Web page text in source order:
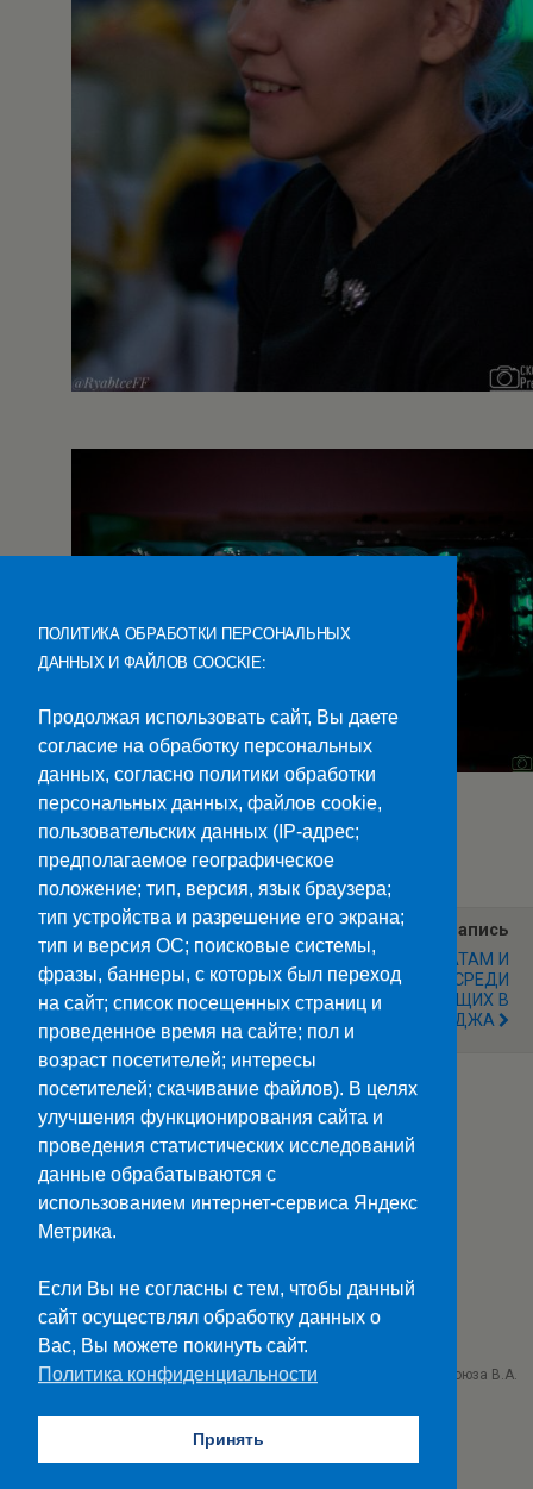
Категории:Новости
Предыдущая Запись
ПЕРВОКУРСНИКИ
ВЫБРАЛИ СВОЕ
НАПРАВЛЕНИЕ
МОЛОДЕЖНОЙ ПОЛИТИКИ
Следующая Запись
ТУРНИР ПО ШАХМАТАМ И
ШАШКАМ СРЕДИ
ПРОЖИВАЮЩИХ В
ОБЩЕЖИТИИ КОЛЛЕДЖА
Наверх
Мобильн.
Министерство науки и высшего образования>>
Госуслуги>>
ГБПОУ "Ставропольский колледж связи им. Героя Советского Союза В.А.
ПОЛИТИКА ОБРАБОТКИ ПЕРСОНАЛЬНЫХ
ДАННЫХ И ФАЙЛОВ COOCKIE:
Продолжая использовать сайт, Вы даете
согласие на обработку персональных
данных, согласно политики обработки
персональных данных, файлов cookie,
пользовательских данных (IP-адрес;
предполагаемое географическое
положение; тип, версия, язык браузера;
тип устройства и разрешение его экрана;
тип и версия ОС; поисковые системы,
фразы, баннеры, с которых был переход
на сайт; список посещенных страниц и
проведенное время на сайте; пол и
возраст посетителей; интересы
посетителей; скачивание файлов). В целях
улучшения функционирования сайта и
проведения статистических исследований
данные обрабатываются с
использованием интернет-сервиса Яндекс
Метрика.
Если Вы не согласны с тем, чтобы данный
сайт осуществлял обработку данных о
Вас, Вы можете покинуть сайт.
Политика конфиденциальности
Принять